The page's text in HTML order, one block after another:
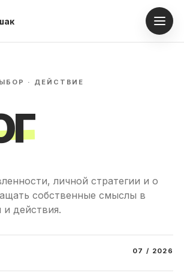
· ДЕЙСТВИЕ
личной стратегии и о
собственные смыслы в
действия.
07 / 2026